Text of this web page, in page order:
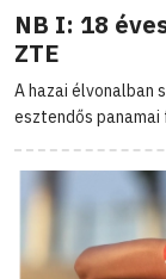
NB I: 18
ZTE
A hazai
esztendős